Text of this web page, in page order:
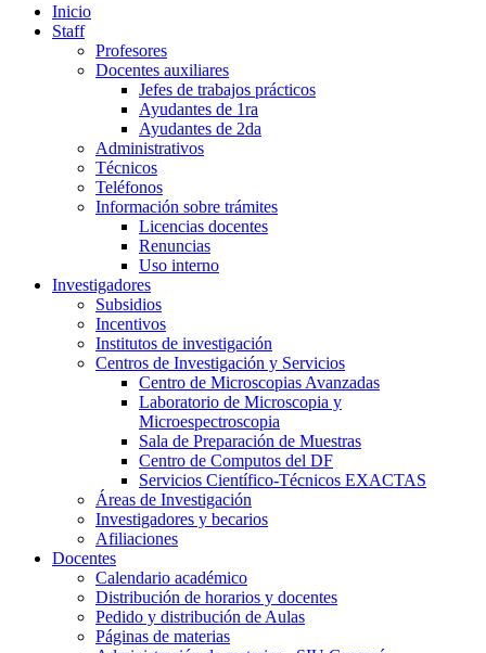
Inicio
Staff
Profesores
Docentes auxiliares
Jefes de trabajos prácticos
Ayudantes de 1ra
Ayudantes de 2da
Administrativos
Técnicos
Teléfonos
Información sobre trámites
Licencias docentes
Renuncias
Uso interno
Investigadores
Subsidios
Incentivos
Institutos de investigación
Centros de Investigación y Servicios
Centro de Microscopias Avanzadas
Laboratorio de Microscopia y
Microespectroscopia
Sala de Preparación de Muestras
Centro de Computos del DF
Servicios Científico-Técnicos EXACTAS
Áreas de Investigación
Investigadores y becarios
Afiliaciones
Docentes
Calendario académico
Distribución de horarios y docentes
Pedido y distribución de Aulas
Páginas de materias